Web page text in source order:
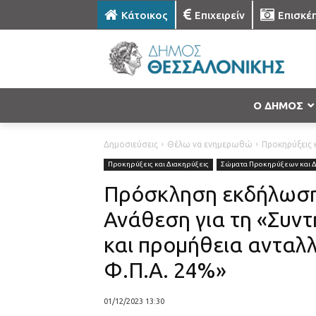
Κάτοικος Επιχειρείν
Ο ΔΗΜΟΣ
Δημοσιεύσεις Θέλω να ενημερωθώ Προκηρύξεις
Προκηρύξεις και Διακηρύξεις Σώματα Προκηρύξεων και
Πρόσκληση
Ανάθεση για τη
και προμήθεια
Φ.Π.Α. 24%»
01/12/2023 13:30